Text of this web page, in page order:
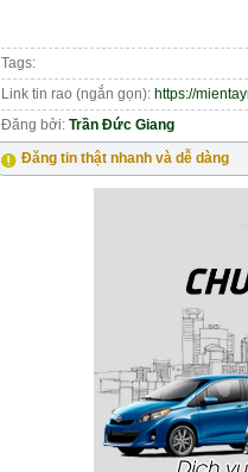
Tags:
Link tin rao (ngắn gọn): https://
Đăng bởi: Trần Đức Giang
Đăng tin thật nhanh và dễ dàng